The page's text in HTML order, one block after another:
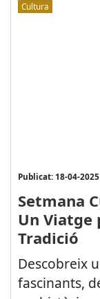
Cultura
Publicat: 18-04-2025
Setmana
Un Viatge
Tradició
Descobreix
fascinants,